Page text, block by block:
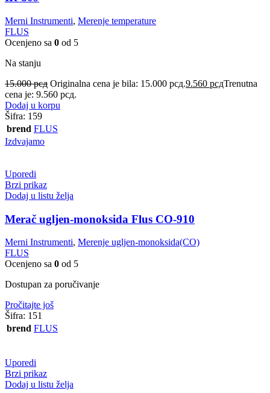
Merni Instrumenti, Merenje temperature
FLUS
Ocenjeno sa 0 od 5
Na stanju
15.000рсд Originalna cena je bila: 15.000 рсд.9.560 рсдTrenutna
cena je: 9.560 рсд.
Dodaj u korpu
Šifra: 159
brend FLUS
Izdvajamo
Uporedi
Brzi prikaz
Dodaj u listu želja
Merač ugljen-monoksida Flus CO-910
Merni Instrumenti, Merenje ugljen-monoksida(CO)
FLUS
Ocenjeno sa 0 od 5
Dostupan za poručivanje
Pročitajte još
Šifra: 151
brend FLUS
Uporedi
Brzi prikaz
Dodaj u listu želja